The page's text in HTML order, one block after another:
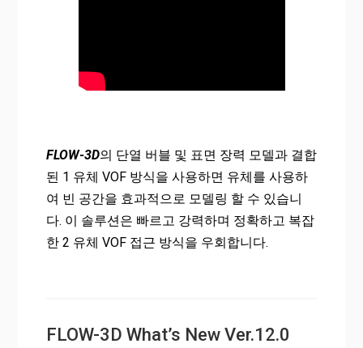
FLOW-3D의 단열 버블 및 표면 장력 모델과 결합
된 1 유체 VOF 방식을 사용하면 유체를 사용하
여 빈 공간을 효과적으로 모델링 할 수 있습니
다. 이 솔루션은 빠르고 강력하며 정확하고 복잡
한 2 유체 VOF 접근 방식을 우회합니다.
FLOW-3D What’s New Ver.12.0